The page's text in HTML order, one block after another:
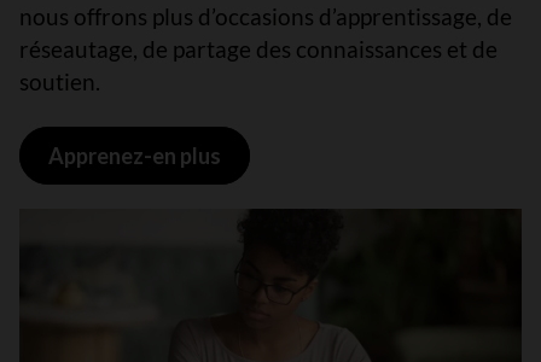
nous offrons plus d’occasions d’apprentissage, de
réseautage, de partage des connaissances et de
soutien.
Apprenez-en plus